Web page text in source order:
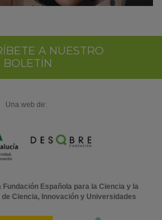
A NUESTRO
BOLETÍN
Una web de:
Fundación Española para la Ciencia y la
Ciencia, Innovación y Universidades